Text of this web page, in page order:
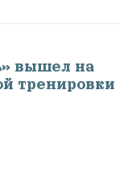
вышел на
тренировки